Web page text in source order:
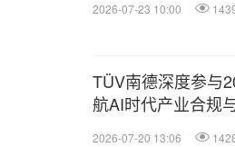
2026-07-23 10:00
TÜV南德深度参与
航AI时代产业合规
2026-07-20 13:06